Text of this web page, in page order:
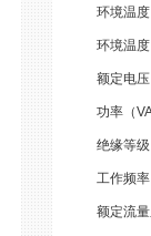
环境温
环境温
额定电
功率（
绝缘等级
工作频率
额定流